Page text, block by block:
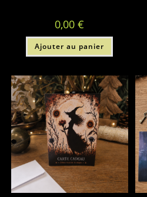
0,00€
Ajouter au panier